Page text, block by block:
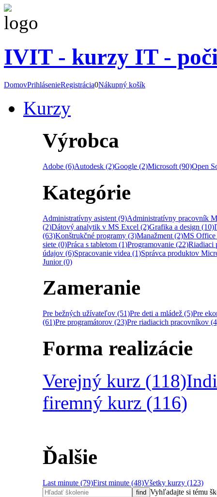
IVIT - kurzy IT -
DomovPrihlásenieRegistrácia0Nákupný košík
Kurzy
Výrobca
Adobe (6)Autodesk (2)Google (2)Microsoft (90)Open
Kategórie
Administratívny asistent (9)Administratívny pracovník
(2)Dátový analytik v MS Excel (2)Grafika a design (10)
(63)Konštrukčné programy (3)Manažment (2)MS Office
siete (0)Práca s tabletom (1)Programovanie (22)Riadiaci
údajov (6)Spracovanie videa (1)Správca produktov
Junior (0)
Zameranie
Pre bežných užívateľov (51)Pre deti a mládež (5)Pre
(61)Pre programátorov (23)Pre riadiacich pracovníkov
Forma realizácie
Verejný kurz (118)
firemný kurz (116)
Ďalšie
Last minute (79)First minute (48)Všetky kurzy (123)
Vyhľadajte si tému